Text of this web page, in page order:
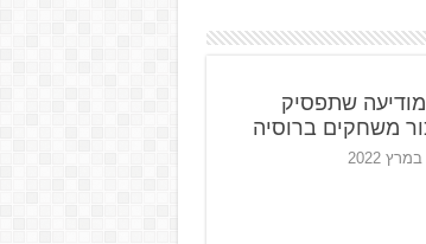
EA מודיעה שתפסיק
משחקים ברוסיה